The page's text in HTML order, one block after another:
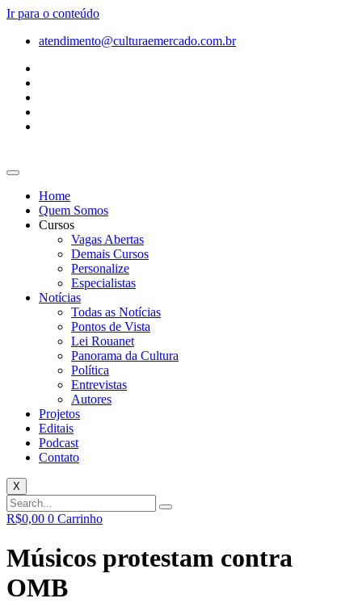
Ir para o conteúdo
atendimento@culturaemercado.com.br
Home
Quem Somos
Cursos
Vagas Abertas
Demais Cursos
Personalize
Especialistas
Notícias
Todas as Notícias
Pontos de Vista
Lei Rouanet
Panorama da Cultura
Política
Entrevistas
Autores
Projetos
Editais
Podcast
Contato
X
R$0,00 0 Carrinho
Músicos protestam contra
OMB